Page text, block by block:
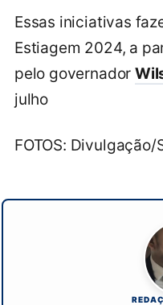
Essas iniciativas
Estiagem 2024, a
pelo governador
julho
FOTOS: Divulgação/